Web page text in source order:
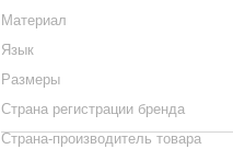
Материал
Язык
Размеры
Страна регистрации бренда
Страна-производитель товара